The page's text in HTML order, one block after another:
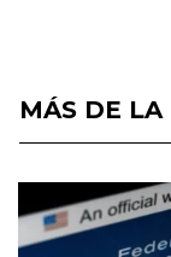
MÁS DE